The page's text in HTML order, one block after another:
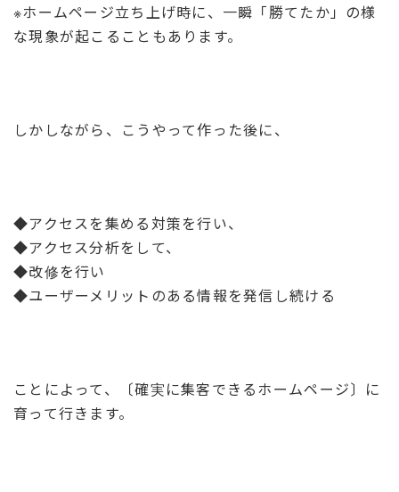
※ホームページ立ち上げ時に、一瞬「勝てたか」の様
な現象が起こることもあります。
しかしながら、こうやって作った後に、
◆アクセスを集める対策を行い、
◆アクセス分析をして、
◆改修を行い
◆ユーザーメリットのある情報を発信し続ける
ことによって、〔確実に集客できるホームページ〕に
育って行きます。